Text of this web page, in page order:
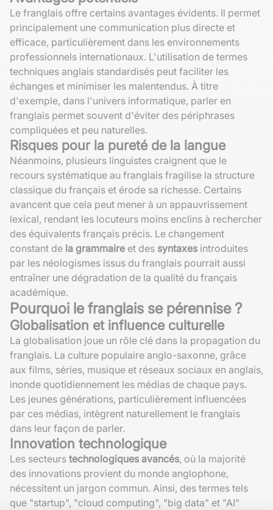
Le franglais offre certains avantages évidents. Il permet
principalement une communication plus directe et
efficace, particulièrement dans les environnements
professionnels internationaux. L'utilisation de termes
techniques anglais standardisés peut faciliter les
échanges et minimiser les malentendus. À titre
d'exemple, dans l'univers informatique, parler en
franglais permet souvent d'éviter des périphrases
compliquées et peu naturelles.
Risques pour la pureté de la langue
Néanmoins, plusieurs linguistes craignent que le
recours systématique au franglais fragilise la structure
classique du français et érode sa richesse. Certains
avancent que cela peut mener à un appauvrissement
lexical, rendant les locuteurs moins enclins à rechercher
des équivalents français précis. Le changement
constant de la grammaire et des syntaxes introduites
par les néologismes issus du franglais pourrait aussi
entraîner une dégradation de la qualité du français
académique.
Pourquoi le franglais se pérennise ?
Globalisation et influence culturelle
La globalisation joue un rôle clé dans la propagation du
franglais. La culture populaire anglo-saxonne, grâce
aux films, séries, musique et réseaux sociaux en anglais,
inonde quotidiennement les médias de chaque pays.
Les jeunes générations, particulièrement influencées
par ces médias, intègrent naturellement le franglais
dans leur façon de parler.
Innovation technologique
Les secteurs technologiques avancés, où la majorité
des innovations provient du monde anglophone,
nécessitent un jargon commun. Ainsi, des termes tels
que "startup", "cloud computing", "big data" et "AI"